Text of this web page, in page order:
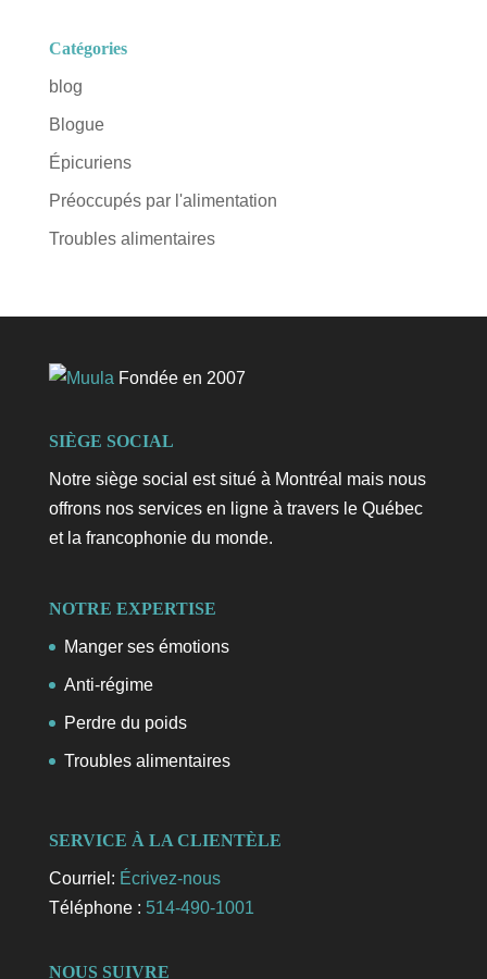
Catégories
blog
Blogue
Épicuriens
Préoccupés par l'alimentation
Troubles alimentaires
Fondée en 2007
SIÈGE SOCIAL
Notre siège social est situé à Montréal mais nous
offrons nos services en ligne à travers le Québec
et la francophonie du monde.
NOTRE EXPERTISE
Manger ses émotions
Anti-régime
Perdre du poids
Troubles alimentaires
SERVICE À LA CLIENTÈLE
Courriel: Écrivez-nous
Téléphone : 514-490-1001
NOUS SUIVRE